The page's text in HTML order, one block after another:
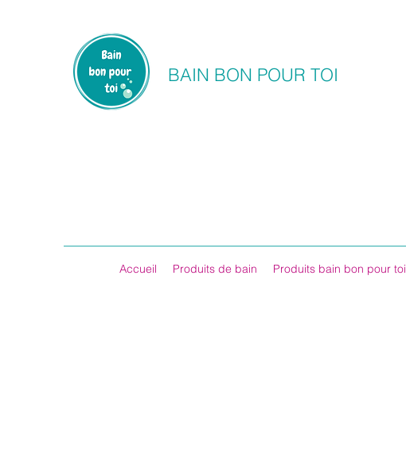
BAIN BON POUR TOI
Accueil Produits de bain Produits bain bon pour toi